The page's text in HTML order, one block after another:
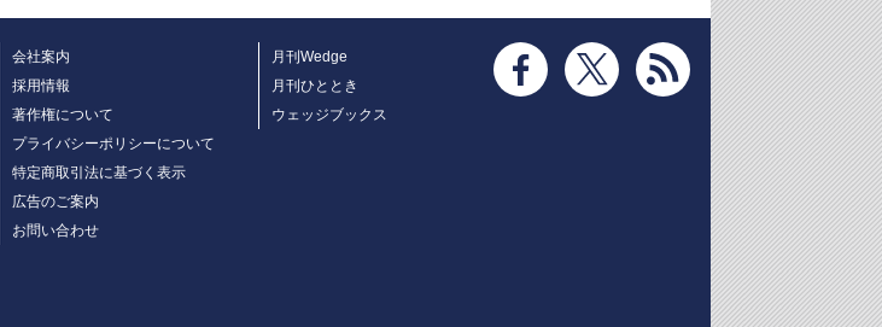
会社案内
採用情報
著作権について
プライバシーポリシーについて
特定商取引法に基づく表示
広告のご案内
お問い合わせ
月刊Wedge
月刊ひととき
ウェッジブックス